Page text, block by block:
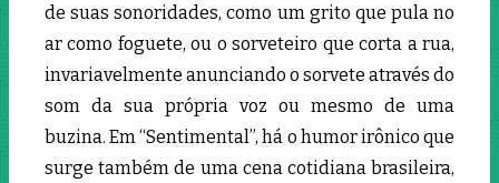
de suas sonoridades, como um grito que pula no
ar como foguete, ou o sorveteiro que corta a rua,
invariavelmente anunciando o sorvete através do
som da sua própria voz ou mesmo de uma
buzina. Em “Sentimental”, há o humor irônico que
surge também de uma cena cotidiana brasileira,